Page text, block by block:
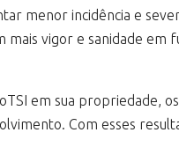
menor incidência e
vigor e sanidade em
em sua propriedade,
Com esses